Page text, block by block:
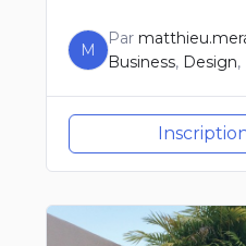
M
Par
Business, Design,